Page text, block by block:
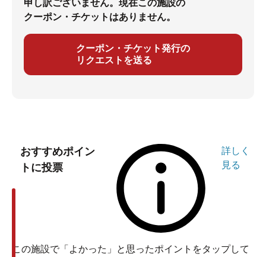
申し訳ございません。現在この施設の
クーポン・チケットはありません。
クーポン・チケット発行の
リクエストを送る
おすすめポイン
トに投票
詳しく
見る
この施設で「よかった」と思ったポイントをタップして